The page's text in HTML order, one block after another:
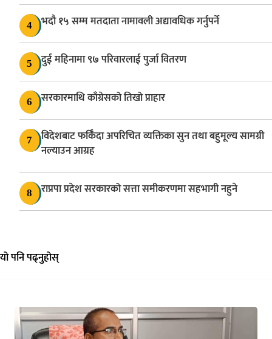
4 भदौ १५ सम्म मतदाता नामावली अद्यावधिक गर्नुपर्ने
5 दुई महिनामा ९७ परिवारलाई पुर्जा वितरण
6 सरकारमाथि काँग्रेसको तिखो प्राहार
7
विदेशबाट फर्किँदा अपरिचित व्यक्तिका सुन तथा बहुमूल्य सामग्री
नल्याउन आग्रह
8 राप्रपा प्रदेश सरकारको सत्ता समीकरणमा सहभागी नहुने
यो पनि पढ्नुहोस्